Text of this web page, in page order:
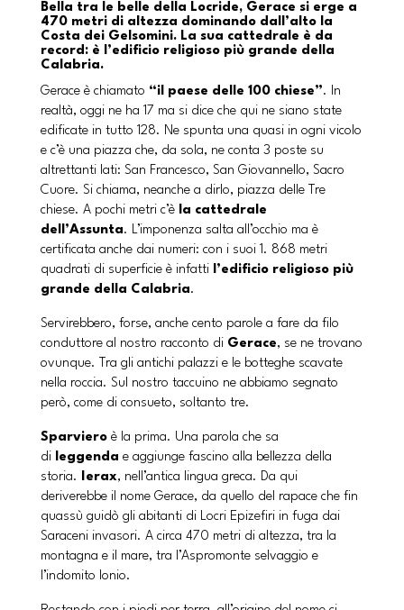
Bella tra le belle della Locride, Gerace si erge a
470 metri di altezza dominando dall’alto la
Costa dei Gelsomini. La sua cattedrale è da
record: è l’edificio religioso più grande della
Calabria.
Gerace è chiamato “il paese delle 100 chiese”. In
realtà, oggi ne ha 17 ma si dice che qui ne siano state
edificate in tutto 128. Ne spunta una quasi in ogni vicolo
e c’è una piazza che, da sola, ne conta 3 poste su
altrettanti lati: San Francesco, San Giovannello, Sacro
Cuore. Si chiama, neanche a dirlo, piazza delle Tre
chiese. A pochi metri c’è la cattedrale
dell’Assunta. L’imponenza salta all’occhio ma è
certificata anche dai numeri: con i suoi 1. 868 metri
quadrati di superficie è infatti l’edificio religioso più
grande della Calabria.
Servirebbero, forse, anche cento parole a fare da filo
conduttore al nostro racconto di Gerace, se ne trovano
ovunque. Tra gli antichi palazzi e le botteghe scavate
nella roccia. Sul nostro taccuino ne abbiamo segnato
però, come di consueto, soltanto tre.
Sparviero è la prima. Una parola che sa
di leggenda e aggiunge fascino alla bellezza della
storia. Ierax, nell’antica lingua greca. Da qui
deriverebbe il nome Gerace, da quello del rapace che fin
quassù guidò gli abitanti di Locri Epizefiri in fuga dai
Saraceni invasori. A circa 470 metri di altezza, tra la
montagna e il mare, tra l’Aspromonte selvaggio e
l’indomito Ionio.